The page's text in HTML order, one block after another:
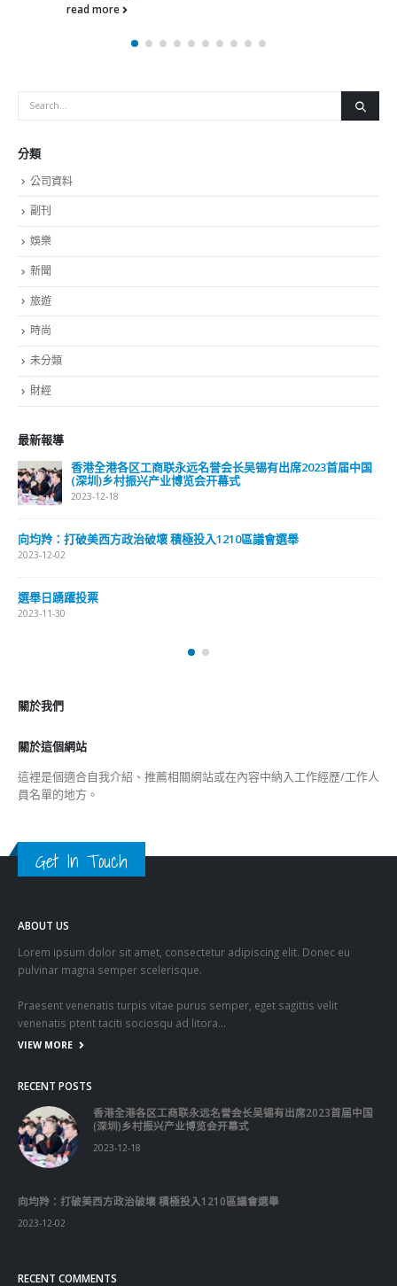
read more
分類
公司資料
副刊
娛樂
新聞
旅遊
時尚
未分類
財經
最新報導
香港全港各区工商联永远名誉会长吴锡有出席2023首届中国
(深圳)乡村振兴产业博览会开幕式
2023-12-18
向均羚：打破美西方政治破壞 積極投入1210區議會選舉
2023-12-02
選舉日踴躍投票
2023-11-30
關於我們
關於這個網站
這裡是個適合自我介紹、推薦相關網站或在內容中納入工作經歷/工作人
員名單的地方。
Get In Touch
ABOUT US
Lorem ipsum dolor sit amet, consectetur adipiscing elit. Donec eu
pulvinar magna semper scelerisque.
Praesent venenatis turpis vitae purus semper, eget sagittis velit
venenatis ptent taciti sociosqu ad litora…
VIEW MORE
RECENT POSTS
香港全港各区工商联永远名誉会长吴锡有出席2023首届中国
(深圳)乡村振兴产业博览会开幕式
2023-12-18
向均羚：打破美西方政治破壞 積極投入1210區議會選舉
2023-12-02
RECENT COMMENTS